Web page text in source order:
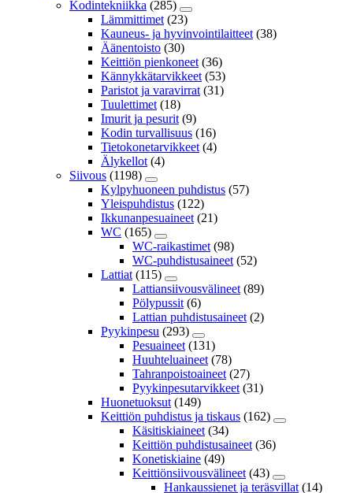
Kodintekniikka (285)
Lämmittimet (23)
Kauneus- ja hyvinvointilaitteet (38)
Äänentoisto (30)
Keittiön pienkoneet (36)
Kännykkätarvikkeet (53)
Paristot ja varavirrat (31)
Tuulettimet (18)
Imurit ja pesurit (9)
Kodin turvallisuus (16)
Tietokonetarvikkeet (4)
Älykellot (4)
Siivous (1198)
Kylpyhuoneen puhdistus (57)
Yleispuhdistus (122)
Ikkunanpesuaineet (21)
WC (165)
WC-raikastimet (98)
WC-puhdistusaineet (52)
Lattiat (115)
Lattiansiivousvälineet (89)
Pölypussit (6)
Lattian puhdistusaineet (2)
Pyykinpesu (293)
Pesuaineet (131)
Huuhteluaineet (78)
Tahranpoistoaineet (27)
Pyykinpesutarvikkeet (31)
Huonetuoksut (149)
Keittiön puhdistus ja tiskaus (162)
Käsitiskiaineet (34)
Keittiön puhdistusaineet (36)
Konetiskiaine (49)
Keittiönsiivousvälineet (43)
Hankaussienet ja teräsvillat (14)